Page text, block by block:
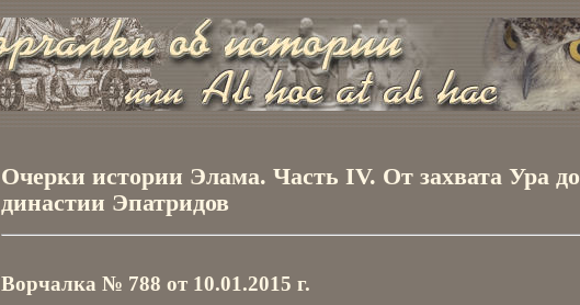
Очерки истории Элама. Часть IV. От захвата Ура до
династии Эпатридов
Ворчалка № 788 от 10.01.2015 г.